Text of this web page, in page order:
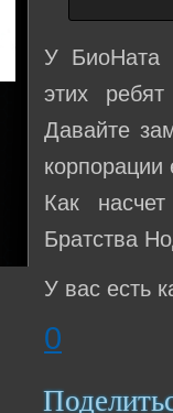
У БиоНата
этих
Давайте
Как
Братства
У вас есть
0